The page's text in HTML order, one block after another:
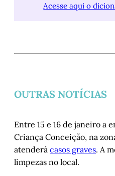
Acesse aqui o
OUTRAS NOTÍCIAS
Entre 15 e 16 de janeiro a
Criança Conceição, na
atenderá casos graves. A
limpezas no local.